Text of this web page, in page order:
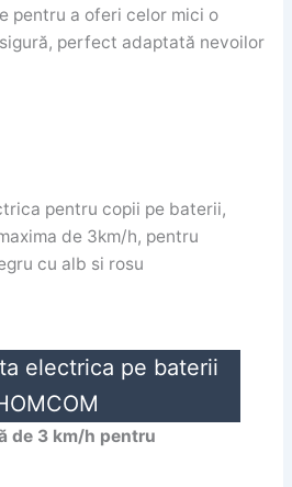
pentru a oferi celor mici o
perfect adaptată nevoilor
electrica pe baterii
de 3 km/h pentru